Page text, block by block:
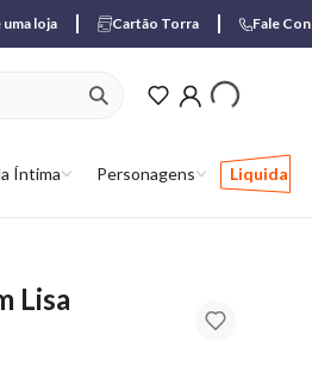
loja Cartão Torra Fale
Íntima Personagens Liquida
ver produtos
Lisa